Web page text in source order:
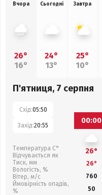
Вчора
26°
16°
Сьогодні
24°
13°
Завтра
25°
10°
П'ятниця, 7 серпня
Схід:05:50
Захід:20:55
Температура С°
Відчувається як
Тиск, мм
Вологість, %
Вітер, м/с
Ймовірність опадів,
%
00:00
26°
26°
760
50